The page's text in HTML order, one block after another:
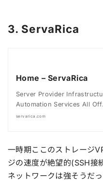
3. ServaRica
Home – ServaRica
Server Provider
Automation Services All
servarica.com
一時期ここのストレージ
ジの速度が絶望的(SSH接
ネットワークは強そうだ